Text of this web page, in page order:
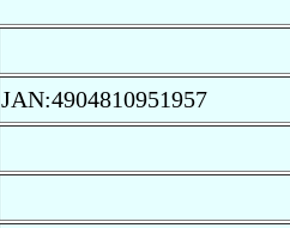
JAN:4904810951957